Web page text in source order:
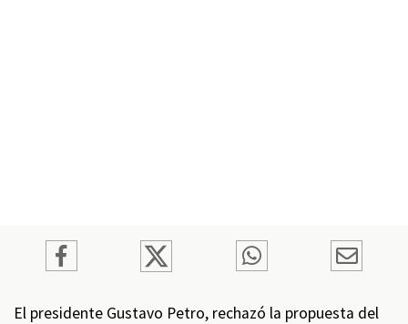
El presidente Gustavo Petro, rechazó la propuesta del